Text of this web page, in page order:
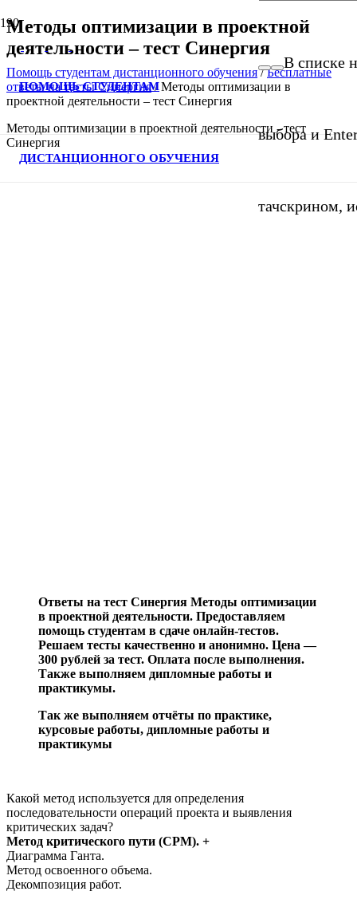
ПОМОЩЬ СТУДЕНТАМ
ДИСТАНЦИОННОГО ОБУЧЕНИЯ
В списке
выбора и
тачскрином,
Методы оптимизации в проектной
деятельности – тест Синергия
Помощь студентам дистанционного обучения/Бесплатные
ответы на тесты Синергия/Методы оптимизации в
проектной деятельности – тест Синергия
Методы оптимизации в проектной деятельности - тест
Синергия
Ответы на тест Синергия Методы оптимизации
в проектной деятельности. Предоставляем
помощь студентам в сдаче онлайн-тестов.
Решаем тесты качественно и анонимно. Цена —
300 рублей за тест. Оплата после выполнения.
Также выполняем дипломные работы и
практикумы.
Так же выполняем отчёты по практике,
курсовые работы, дипломные работы и
практикумы
Какой метод используется для определения
последовательности операций проекта и выявления
критических задач?
Метод критического пути (CPM). +
Диаграмма Ганта.
Метод освоенного объема.
Декомпозиция работ.